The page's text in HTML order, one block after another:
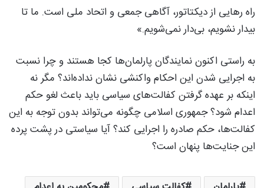
راه رهایی از دیکتاتور، آگاهی جمعی و اتحاد ملی است. ما تا
بیدار نشویم، بی‌دار نمی‌شویم.»
به راستی اکنون نمایندگان پارلمان‌ها کجا هستند و چرا نسبت
به اجرایی شدن این احکام واکنشی نشان نداده‌اند؟ مگر نه
اینکه بر عهده گرفتن کفالت‌های سیاسی باید باعث لغو حکم
اعدام شود؟ جمهوری اسلامی چگونه می‌تواند بدون توجه به این
کفالت‌ها، حکم صادره را اجرایی کند؟ آیا سیاستی در پشت پرده
این جنایت‌ها پنهان است؟